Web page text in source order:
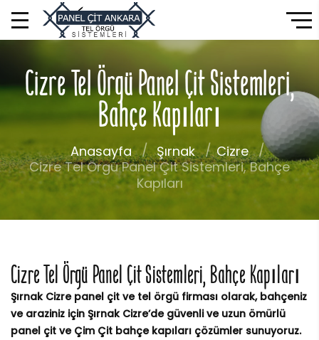
Cizre Tel Örgü Panel Çit Sistemleri,
Bahçe Kapıları
Anasayfa Şırnak
Cizre
Cizre Tel Örgü Panel Çit Sistemleri, Bahçe
Kapıları
Cizre Tel Örgü Panel Çit Sistemleri, Bahçe Kapıları
Şırnak Cizre panel çit ve tel örgü firması olarak, bahçeniz
ve araziniz için Şırnak Cizre’de güvenli ve uzun ömürlü
panel çit ve Çim Çit bahçe kapıları çözümler sunuyoruz.